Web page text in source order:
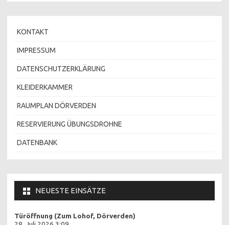
KONTAKT
IMPRESSUM
DATENSCHUTZERKLÄRUNG
KLEIDERKAMMER
RAUMPLAN DÖRVERDEN
RESERVIERUNG ÜBUNGSDROHNE
DATENBANK
NEUESTE EINSÄTZE
Türöffnung (Zum Lohof, Dörverden)